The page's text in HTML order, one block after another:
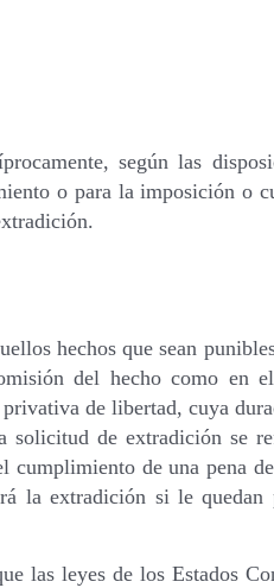
según las
o para la imposición o
hechos que sean
del hecho como en
de libertad, cuya
de extradición se
cumplimiento de una pena
la extradición si le
las leyes de los Estados